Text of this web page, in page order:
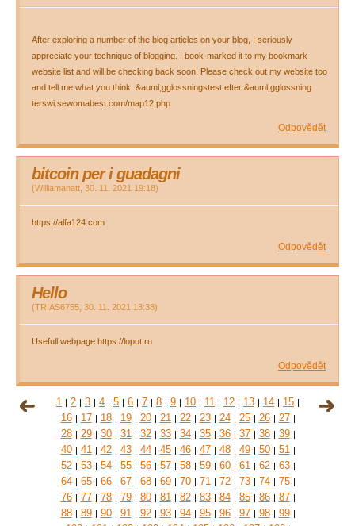
After exploring a number of the blog articles on your blog, I seriously
appreciate your technique of blogging. I book-marked it to my bookmark
website list and will be checking back soon. Please check out my website too
and tell me what you think. &auml;gglossningstest efter &auml;gglossning
terswi.sewomabest.com/map12.php
Odpovědět
bitcoin per i guadagni
(Williamanatt 30. 11. 2021 19:18)
https://alfa124.com
Odpovědět
Hello
(TRIAS6755 30. 11. 2021 13:38)
Usefull webpage https://loput.ru
Odpovědět
1 | 2 | 3 | 4 | 5 | 6 | 7 | 8 | 9 | 10 | 11 | 12 | 13 | 14 | 15 |
16 | 17 | 18 | 19 | 20 | 21 | 22 | 23 | 24 | 25 | 26 | 27 |
28 | 29 | 30 | 31 | 32 | 33 | 34 | 35 | 36 | 37 | 38 | 39 |
40 | 41 | 42 | 43 | 44 | 45 | 46 | 47 | 48 | 49 | 50 | 51 |
52 | 53 | 54 | 55 | 56 | 57 | 58 | 59 | 60 | 61 | 62 | 63 |
64 | 65 | 66 | 67 | 68 | 69 | 70 | 71 | 72 | 73 | 74 | 75 |
76 | 77 | 78 | 79 | 80 | 81 | 82 | 83 | 84 | 85 | 86 | 87 |
88 | 89 | 90 | 91 | 92 | 93 | 94 | 95 | 96 | 97 | 98 | 99 |